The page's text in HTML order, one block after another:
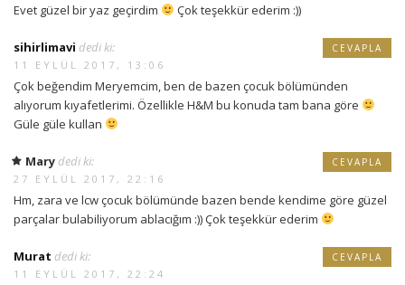
Evet güzel bir yaz geçirdim Çok teşekkür ederim :))
sihirlimavi dedi ki:
11 EYLÜL 2017, 13:06
Çok beğendim Meryemcim, ben de bazen çocuk bölümünden
alıyorum kıyafetlerimi. Özellikle H&M bu konuda tam bana göre
Güle güle kullan
CEVAPLA
Mary dedi ki:
27 EYLÜL 2017, 22:16
Hm, zara ve lcw çocuk bölümünde bazen bende kendime göre güzel
parçalar bulabiliyorum ablacığım :)) Çok teşekkür ederim
CEVAPLA
Murat dedi ki:
11 EYLÜL 2017, 22:24
CEVAPLA